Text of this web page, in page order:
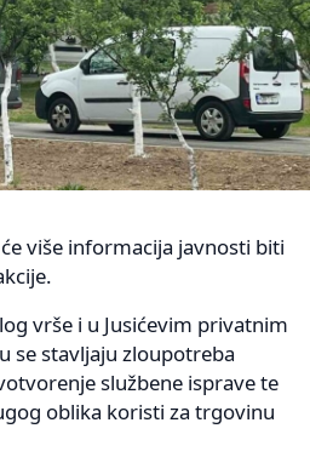
više informacija javnosti biti
vrše i u Jusićevim privatnim
se stavljaju zloupotreba
službene isprave te
oblika koristi za trgovinu